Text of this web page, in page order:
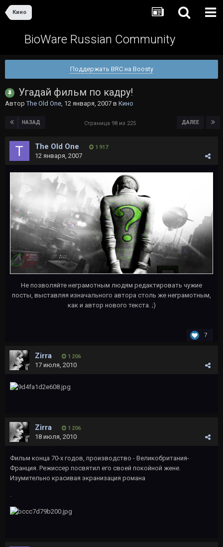
Кино
BioWare Russian Community
Поддержать BRC на Boosty
Угадай фильм по кадру!
АвторThe Old One, 12 января, 2007 в Кино
НАЗАД ДАЛЕЕ
Страница 98 из 225
The Old One 1 917
12 января, 2007
Не позволяйте неграмотным людям редактировать чужие
посты, выставляя изначального автора столь же неграмотным,
как и автор нового текста. ;)
7
Zirra 1 206
17 июля, 2010
Zirra 1 206
18 июля, 2010
Фильм конца 70-х годов, производство - Великобритания-
Франция. Режиссер посвятил его своей покойной жене.
Изумительно красивая экранизация романа
.